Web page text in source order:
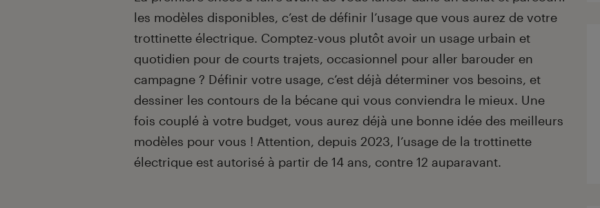
les modèles disponibles, c’est de définir l’usage que vous aurez de votre
trottinette électrique. Comptez-vous plutôt avoir un usage urbain et
quotidien pour de courts trajets, occasionnel pour aller barouder en
campagne ? Définir votre usage, c’est déjà déterminer vos besoins, et
dessiner les contours de la bécane qui vous conviendra le mieux. Une
fois couplé à votre budget, vous aurez déjà une bonne idée des meilleurs
modèles pour vous ! Attention, depuis 2023, l’usage de la trottinette
électrique est autorisé à partir de 14 ans, contre 12 auparavant.